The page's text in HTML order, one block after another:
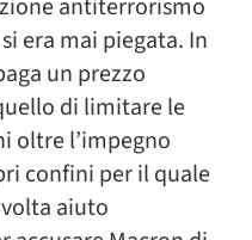
antiterrorismo
era mai piegata. In
un prezzo
di limitare le
oltre l’impegno
confini per il quale
aiuto